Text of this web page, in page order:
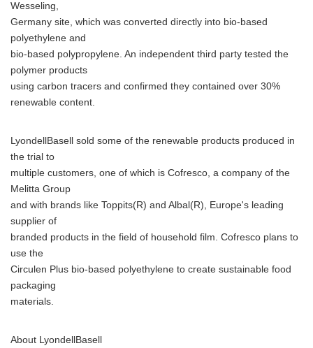
Wesseling,
Germany site, which was converted directly into bio-based
polyethylene and
bio-based polypropylene. An independent third party tested the
polymer products
using carbon tracers and confirmed they contained over 30%
renewable content.
LyondellBasell sold some of the renewable products produced in
the trial to
multiple customers, one of which is Cofresco, a company of the
Melitta Group
and with brands like Toppits(R) and Albal(R), Europe's leading
supplier of
branded products in the field of household film. Cofresco plans to
use the
Circulen Plus bio-based polyethylene to create sustainable food
packaging
materials.
About LyondellBasell